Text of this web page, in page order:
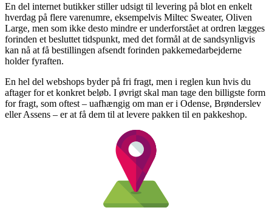
En del internet butikker stiller udsigt til levering på blot en enkelt
hverdag på flere varenumre, eksempelvis Miltec Sweater, Oliven
Large, men som ikke desto mindre er underforstået at ordren lægges
forinden et besluttet tidspunkt, med det formål at de sandsynligvis
kan nå at få bestillingen afsendt forinden pakkemedarbejderne
holder fyraften.
En hel del webshops byder på fri fragt, men i reglen kun hvis du
aftager for et konkret beløb. I øvrigt skal man tage den billigste form
for fragt, som oftest – uafhængig om man er i Odense, Brønderslev
eller Assens – er at få dem til at levere pakken til en pakkeshop.